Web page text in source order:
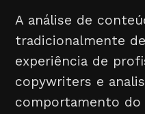
A análise de
tradicionalmente
experiência de
copywriters e
comportamento do